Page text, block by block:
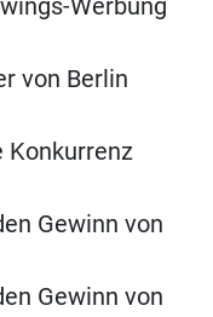
Werbung
von Berlin
Gewinn von
Gewinn von